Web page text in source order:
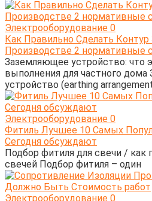
Электрооборудование 0
Как Правильно Сделать Контур
Производстве 2 нормативные
Заземляющее устройство: что
выполнения для частного
устройство (earthing
Электрооборудование 0
Фитиль Лучшее 10 Самых
Сегодня обсуждают
Подбор фитиля для свечи / как
свечей Подбор фитиля – один
Электрооборудование 0